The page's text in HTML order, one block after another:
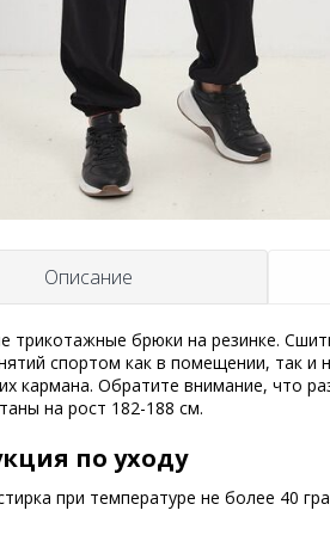
Описание
трикотажные брюки на резинке.
спортом как в помещении, так и
кармана. Обратите внимание, что
на рост 182-188 см.
по уходу
при температуре не более 40